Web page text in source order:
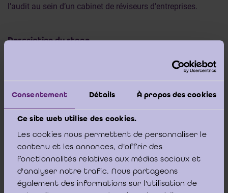
Consentement Détails À propos des cookies
Ce site web utilise des cookies.
Les cookies nous permettent de personnaliser le
contenu et les annonces, d'offrir des
fonctionnalités relatives aux médias sociaux et
d'analyser notre trafic. Nous partageons
également des informations sur l'utilisation de
l’audit au sein d’un cabinet de réviseurs d’entreprises.
Description du stage
Dans le cadre de ce stage, les étudiants seront amenés à :
mener des procédures d'audit sous la supervision
d'auditeurs confirmés ;
collecter et analyser les données financières et autres
informations pertinentes ;
préparer des documents de travail et des rapports
d'audit clairs et concis.